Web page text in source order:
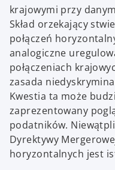
krajowymi przy
Skład orzekający
połączeń
analogiczne
połączeniach
zasada
Kwestia ta może
zaprezentowany
podatników.
Dyrektywy
horyzontalnych jest